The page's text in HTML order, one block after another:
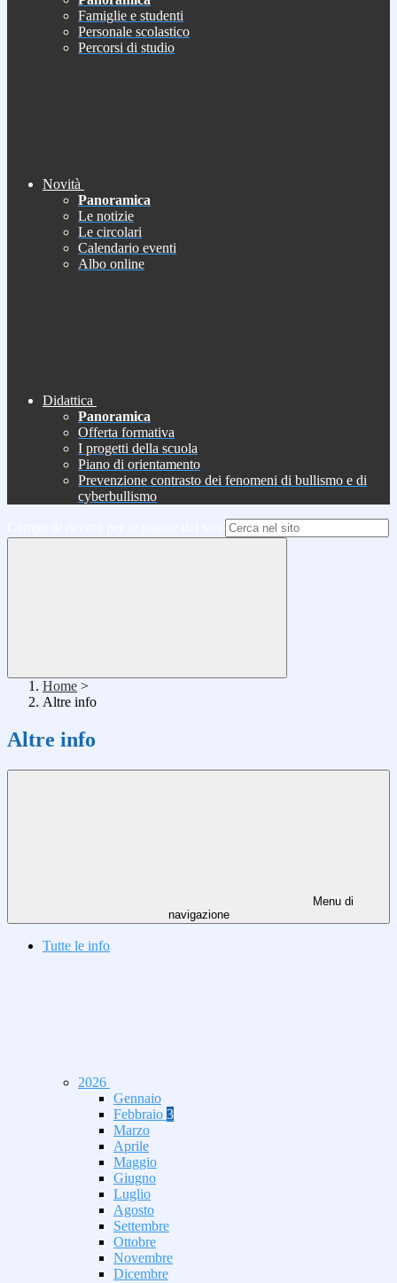
Famiglie e studenti
Personale scolastico
Percorsi di studio
Novità
Panoramica
Le notizie
Le circolari
Calendario eventi
Albo online
Didattica
Panoramica
Offerta formativa
I progetti della scuola
Piano di orientamento
Prevenzione contrasto dei fenomeni di bullismo e di
cyberbullismo
Home >
Altre info
Altre info
Menu di
navigazione
Tutte le info
2026
Gennaio
Febbraio 3
Marzo
Aprile
Maggio
Giugno
Luglio
Agosto
Settembre
Ottobre
Novembre
Dicembre